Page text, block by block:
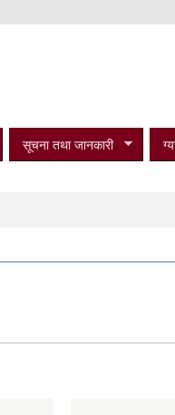
सूचना तथा जानकारी